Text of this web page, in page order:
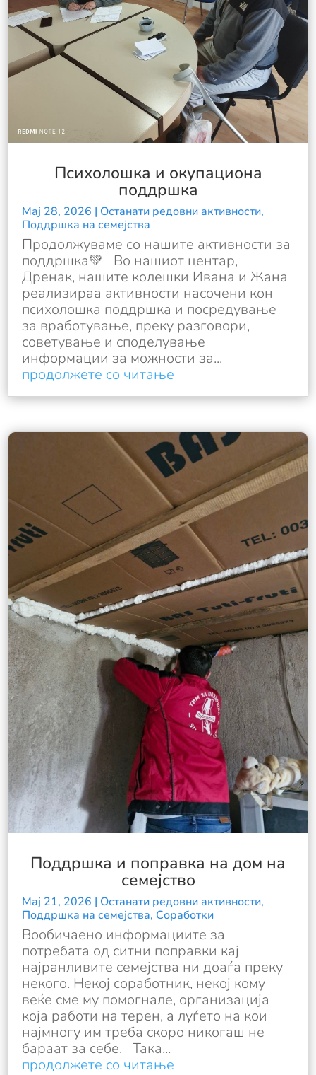
Психолошка и окупациона
поддршка
Мај 28, 2026 | Останати редовни активности,
Поддршка на семејства
Продолжуваме со нашите активности за
поддршка💚 Во нашиот центар,
Дренак, нашите колешки Ивана и Жана
реализираа активности насочени кон
психолошка поддршка и посредување
за вработување, преку разговори,
советување и споделување
информации за можности за...
продолжете со читање
Поддршка и поправка на дом на
семејство
Мај 21, 2026 | Останати редовни активности,
Поддршка на семејства, Соработки
Вообичаено информациите за
потребата од ситни поправки кај
најранливите семејства ни доаѓа преку
некого. Некој соработник, некој кому
веќе сме му помогнале, организација
која работи на терен, а луѓето на кои
најмногу им треба скоро никогаш не
бараат за себе. Така...
продолжете со читање